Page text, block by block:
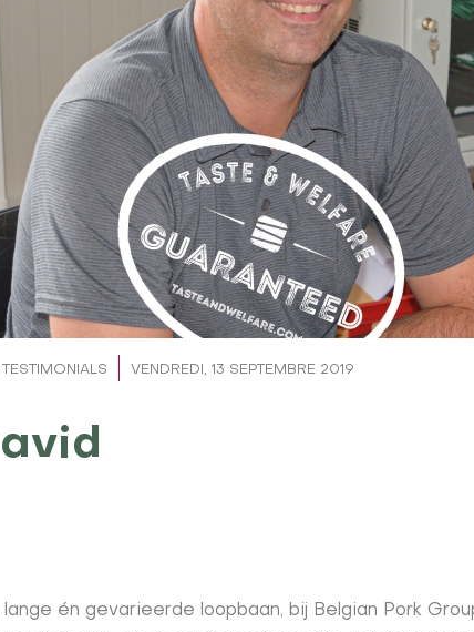
VENDREDI, 13 SEPTEMBRE 2019
lange én gevarieerde loopbaan, bij Belgian Pork